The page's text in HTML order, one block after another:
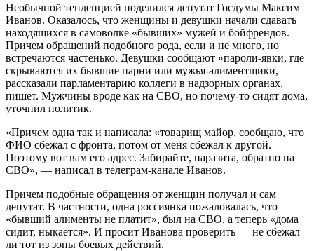
Необычной тенденцией поделился депутат Госдумы Максим
Иванов. Оказалось, что женщины и девушки начали сдавать
находящихся в самоволке «бывших» мужей и бойфрендов.
Причем обращений подобного рода, если и не много, но
встречаются частенько. Девушки сообщают «пароли-явки, где
скрываются их бывшие парни или мужья-алиментщики,
рассказали парламентарию коллеги в надзорных органах,
пишет. Мужчины вроде как на СВО, но почему-то сидят дома,
уточнил политик.
«Причем одна так и написала: «товарищ майор, сообщаю, что
ФИО сбежал с фронта, потом от меня сбежал к другой.
Поэтому вот вам его адрес. Забирайте, паразита, обратно на
СВО», — написал в телеграм-канале Иванов.
Причем подобные обращения от женщин получал и сам
депутат. В частности, одна россиянка пожаловалась, что
«бывший алименты не платит», был на СВО, а теперь «дома
сидит, ныкается». И просит Иванова проверить — не сбежал
ли тот из зоны боевых действий.